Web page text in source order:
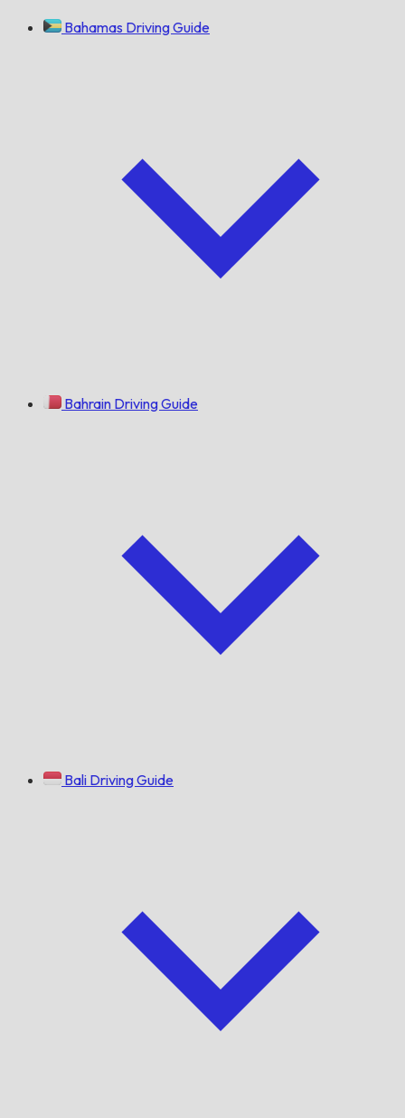
Bahamas Driving Guide
Bahrain Driving Guide
Bali Driving Guide